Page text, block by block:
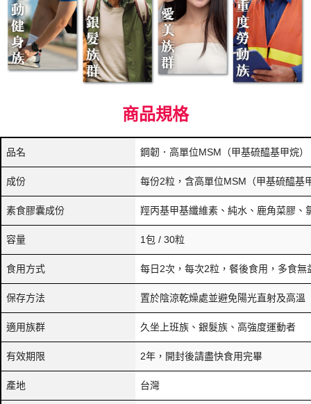
商品規格
品名 鋼韌．高單位MSM（甲基硫醯基甲烷）
成份 每份2粒，含高單位MSM（甲基硫醯基
素食膠囊成份 羥丙基甲基纖維素、純水、鹿角菜膠、
容量 1包 / 30粒
食用方式 每日2次，每次2粒，餐後食用，多食無
保存方法 置於陰涼乾燥處並避免陽光直射及高溫
適用族群 久坐上班族、銀髮族、高強度運動者
有效期限 2年，開封後請盡快食用完畢
產地 台灣